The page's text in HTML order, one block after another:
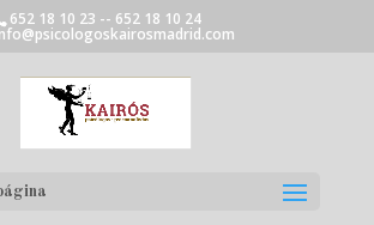
652 18 10 23 -- 652 18 10 24